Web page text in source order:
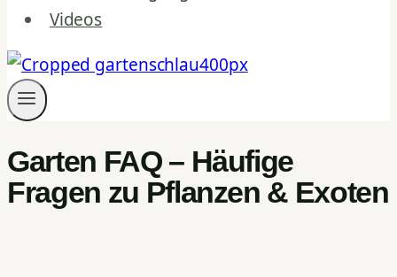
Videos
Garten FAQ – Häufige
Fragen zu Pflanzen & Exoten